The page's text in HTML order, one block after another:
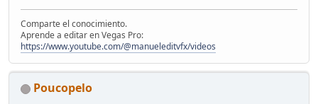
Comparte el conocimiento.
Aprende a editar en Vegas Pro:
https://www.youtube.com/@manueleditvfx/videos
Poucopelo